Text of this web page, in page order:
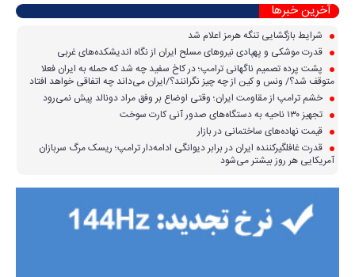
آخرین خبرها
شرایط بازگشایی تنگه هرمز اعلام شد
قدرت موشکی و پهپادی نیرو‌های مسلح ایران از نگاه اندیشکده‌های غربی
پشت پرده تصمیم ناگهانی ترامپ؛ در کاخ سفید چه شد که حمله به ایران فعلا
متوقف شد؟/ ونس و کین از چه چیز نگرانند؟/ایران می‌داند چه اتفاقی خواهد افتاد
خشم ترامپ از مقاومت ایران؛ وقتی اوضاع بر وفق مراد دونالد پیش نمی‌رود
تجهیز ۱۳۰ ناحیه به دستگاه‌های صدور آنی کارت سوخت
قیمت نهاده‌های ساختمانی در بازار
قدرت غافلگیرکننده ایران در برابر دیوانگی ادامه‌دار ترامپ؛ ریسک مرگ سربازان
آمریکایی هر روز بیشتر می‌شود